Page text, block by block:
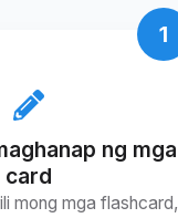
1
ng mga
card
mong mga flashcard,